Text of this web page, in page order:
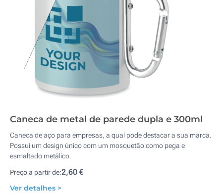
Caneca de metal de parede dupla e 300ml
Caneca de aço para empresas, a qual pode destacar a sua marca.
Possui um design único com um mosquetão como pega e
esmaltado metálico.
Preço a partir de:2,60 €
Ver detalhes >